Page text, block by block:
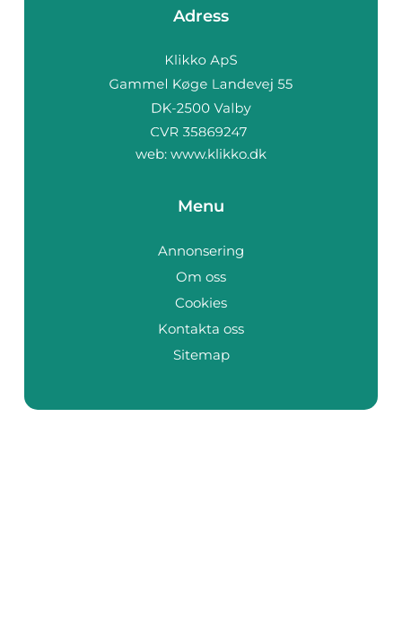
Adress
web: www.klikko.dk
Menu
Annonsering
Om oss
Cookies
Kontakta oss
Sitemap